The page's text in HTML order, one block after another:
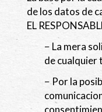
de los datos de
EL
− La mera
de cualquier
− Por la